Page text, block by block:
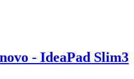
- IdeaPad Slim3